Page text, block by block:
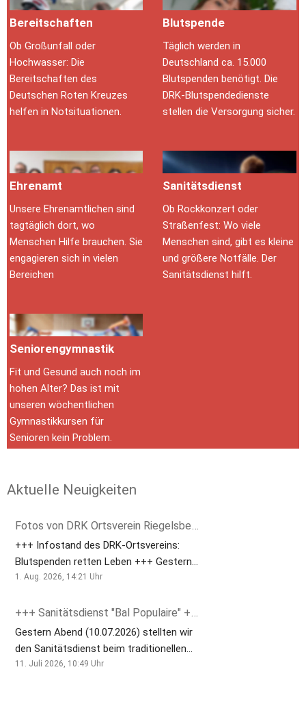
Bereitschaften
Ob Großunfall oder
Hochwasser: Die
Bereitschaften des
Deutschen Roten Kreuzes
helfen in Notsituationen.
Blutspende
Täglich werden in
Deutschland ca. 15.000
Blutspenden benötigt. Die
DRK-Blutspendedienste
stellen die Versorgung sicher.
Ehrenamt
Unsere Ehrenamtlichen sind
tagtäglich dort, wo
Menschen Hilfe brauchen. Sie
engagieren sich in vielen
Bereichen
Sanitätsdienst
Ob Rockkonzert oder
Straßenfest: Wo viele
Menschen sind, gibt es kleine
und größere Notfälle. Der
Sanitätsdienst hilft.
Seniorengymnastik
Fit und Gesund auch noch im
hohen Alter? Das ist mit
unseren wöchentlichen
Gymnastikkursen für
Senioren kein Problem.
Aktuelle Neuigkeiten
+++ Infostand des DRK-Ortsvereins:
Blutspenden retten Leben +++ Gestern
war unser DRK-Ortsverein mit einem
am Wasgau vertreten. Zahlreiche
Besucherinnen und Besucher nutzten
die Gelegenheit, sich umfassend über
das Thema Blutspende sowie die
1. Aug. 2026, 14:21 Uhr
Gestern Abend (10.07.2026) stellten wir
den Sanitätsdienst beim traditionellen
"Bal Populaire" am Saarbrücker Schloss.
11. Juli 2026, 10:49 Uhr